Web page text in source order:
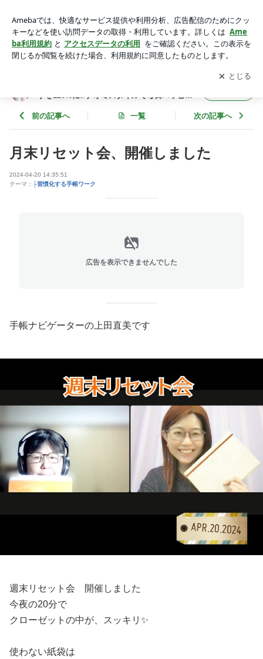
なる！やりたい事を120%に♫ナオミスタイルで毎日ハッピー
ライフ＠上田直美
アプリをダウンロードして ブログの更新通知
を受け取りまし
ょう。
開く
事を120%に♫ナオミスタイルで毎日ハッピー
前の記事へ 一覧 次の記事へ
月末リセット会、開催しました
2024-04-20 14:35:51
テーマ：
├習慣化する手帳ワーク
広告を表示できませんでした
手帳ナビゲーターの上田直美です
週末リセット会 開催しました
今夜の20分で
クローゼットの中が、スッキリ✨
使わない紙袋は